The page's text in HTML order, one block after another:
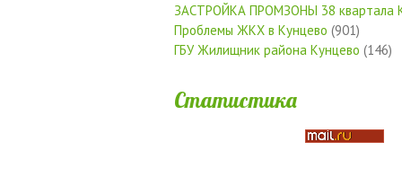
ЗАСТРОЙКА ПРОМЗОНЫ 38 квартала
Проблемы ЖКХ в Кунцево (901)
ГБУ Жилищник района Кунцево (146)
Статистика